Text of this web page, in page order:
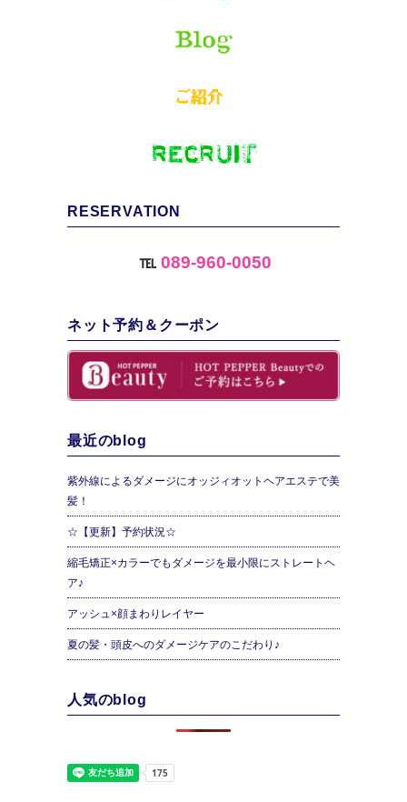
RESERVATION
℡ 089-960-0050
ネット予約＆クーポン
最近のblog
紫外線によるダメージにオッジィオットヘアエステで美
髪！
☆【更新】予約状況☆
縮毛矯正×カラーでもダメージを最小限にストレートヘ
ア♪
アッシュ×顔まわりレイヤー
夏の髪・頭皮へのダメージケアのこだわり♪
人気のblog